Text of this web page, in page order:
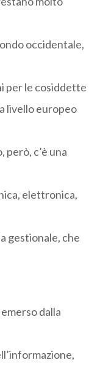
occidentale,
per le cosiddette
livello europeo
c’è una
elettronica,
gestionale, che
dalla